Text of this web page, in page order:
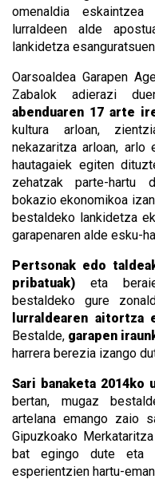
omenaldia
lurraldeen alde
lankidetza
Oarsoaldea Garapen
Zabalok adierazi
abenduaren 17 arte
kultura arloan,
nekazaritza arloan, arlo
hautagaiek egiten
zehatzak parte-hartu
bokazio ekonomikoa
bestaldeko lankidetza
garapenaren alde esku-
Pertsonak edo
pribatuak) eta
bestaldeko gure
lurraldearen aitortza
Bestalde, garapen
harrera berezia izango
Sari banaketa 2014ko
bertan, mugaz
artelana emango zaio
Gipuzkoako
bat egingo dute eta
esperientzien hartu-